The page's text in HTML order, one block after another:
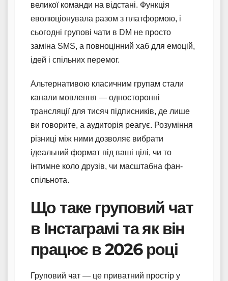
великої команди на відстані. Функція
еволюціонувала разом з платформою, і
сьогодні групові чати в DM не просто
заміна SMS, а повноцінний хаб для емоцій,
ідей і спільних перемог.
Альтернативою класичним групам стали
канали мовлення — односторонні
трансляції для тисяч підписників, де лише
ви говорите, а аудиторія реагує. Розуміння
різниці між ними дозволяє вибрати
ідеальний формат під ваші цілі, чи то
інтимне коло друзів, чи масштабна фан-
спільнота.
Що таке груповий чат
в Інстаграмі та як він
працює в 2026 році
Груповий чат — це приватний простір у